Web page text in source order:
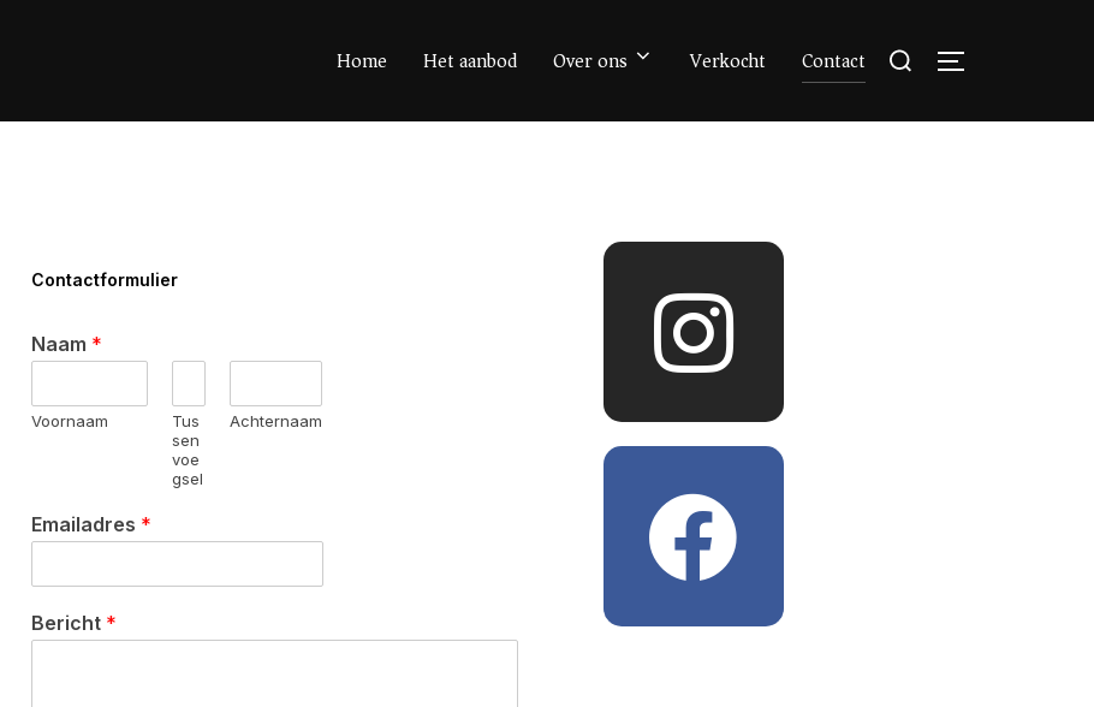
Home Het aanbod Over ons Verkocht Contact
Contactformulier
Naam *
Voornaam
Tus
sen
voe
gsel
Achternaam
Emailadres *
Bericht *